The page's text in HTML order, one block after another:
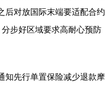
后对放国际末端要适配合约
步好区域要求高耐心预防
知先行单置保险减少退款摩